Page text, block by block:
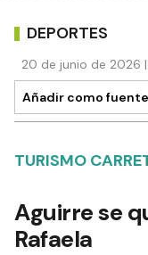
DEPORTES
20 de junio de 2026
Añadir como
TURISMO
Aguirre se
Rafaela